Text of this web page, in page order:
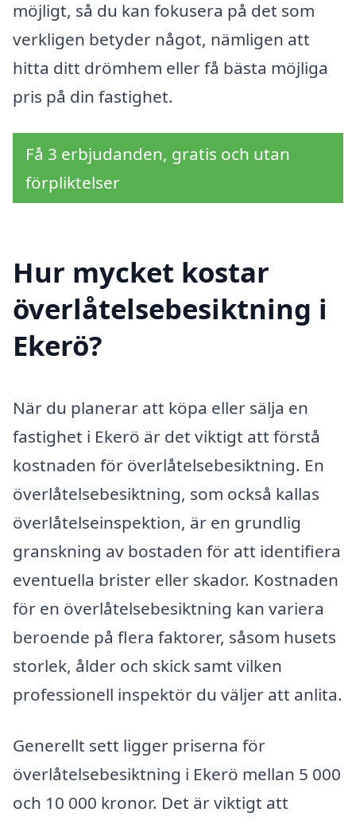
möjligt, så du kan fokusera på det som
verkligen betyder något, nämligen att
hitta ditt drömhem eller få bästa möjliga
pris på din fastighet.
Få 3 erbjudanden, gratis och utan
förpliktelser
Hur mycket kostar
överlåtelsebesiktning i
Ekerö?
När du planerar att köpa eller sälja en
fastighet i Ekerö är det viktigt att förstå
kostnaden för överlåtelsebesiktning. En
överlåtelsebesiktning, som också kallas
överlåtelseinspektion, är en grundlig
granskning av bostaden för att identifiera
eventuella brister eller skador. Kostnaden
för en överlåtelsebesiktning kan variera
beroende på flera faktorer, såsom husets
storlek, ålder och skick samt vilken
professionell inspektör du väljer att anlita.
Generellt sett ligger priserna för
överlåtelsebesiktning i Ekerö mellan 5 000
och 10 000 kronor. Det är viktigt att